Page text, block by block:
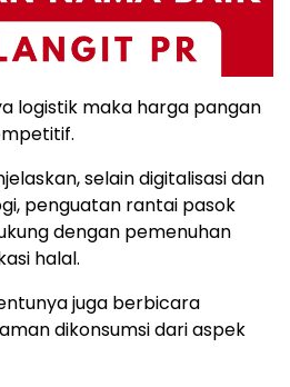
logistik maka harga pangan
selain digitalisasi dan
penguatan rantai pasok
dengan pemenuhan
halal.
juga berbicara
dikonsumsi dari aspek